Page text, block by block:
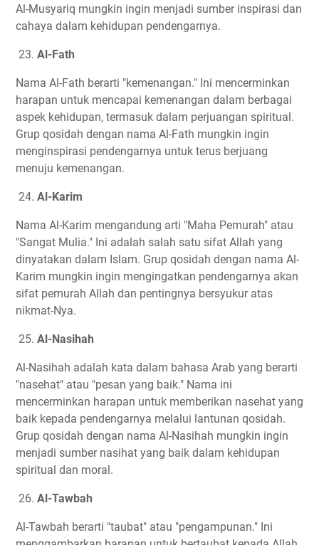
Al-Musyariq mungkin ingin menjadi sumber inspirasi dan
cahaya dalam kehidupan pendengarnya.
23. Al-Fath
Nama Al-Fath berarti "kemenangan." Ini mencerminkan
harapan untuk mencapai kemenangan dalam berbagai
aspek kehidupan, termasuk dalam perjuangan spiritual.
Grup qosidah dengan nama Al-Fath mungkin ingin
menginspirasi pendengarnya untuk terus berjuang
menuju kemenangan.
24. Al-Karim
Nama Al-Karim mengandung arti "Maha Pemurah" atau
"Sangat Mulia." Ini adalah salah satu sifat Allah yang
dinyatakan dalam Islam. Grup qosidah dengan nama Al-
Karim mungkin ingin mengingatkan pendengarnya akan
sifat pemurah Allah dan pentingnya bersyukur atas
nikmat-Nya.
25. Al-Nasihah
Al-Nasihah adalah kata dalam bahasa Arab yang berarti
"nasehat" atau "pesan yang baik." Nama ini
mencerminkan harapan untuk memberikan nasehat yang
baik kepada pendengarnya melalui lantunan qosidah.
Grup qosidah dengan nama Al-Nasihah mungkin ingin
menjadi sumber nasihat yang baik dalam kehidupan
spiritual dan moral.
26. Al-Tawbah
Al-Tawbah berarti "taubat" atau "pengampunan." Ini